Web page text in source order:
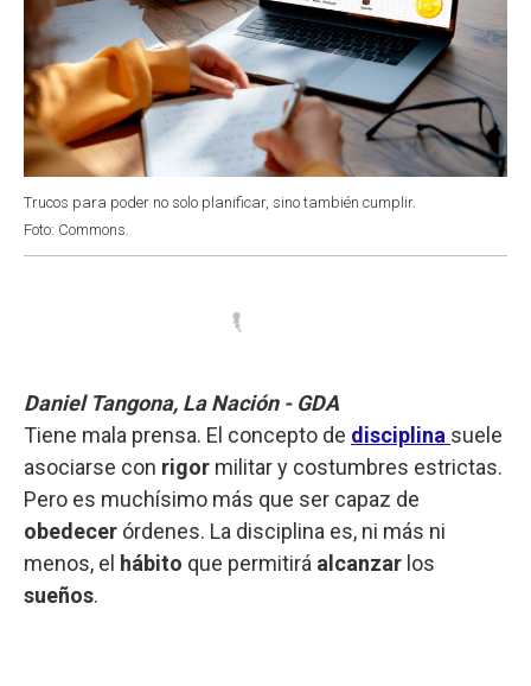
Trucos para poder no solo planificar, sino también cumplir.
Foto: Commons.
Daniel Tangona, La Nación - GDA
Tiene mala prensa. El concepto de disciplina suele
asociarse con rigor militar y costumbres estrictas.
Pero es muchísimo más que ser capaz de
obedecer órdenes. La disciplina es, ni más ni
menos, el hábito que permitirá alcanzar los
sueños.